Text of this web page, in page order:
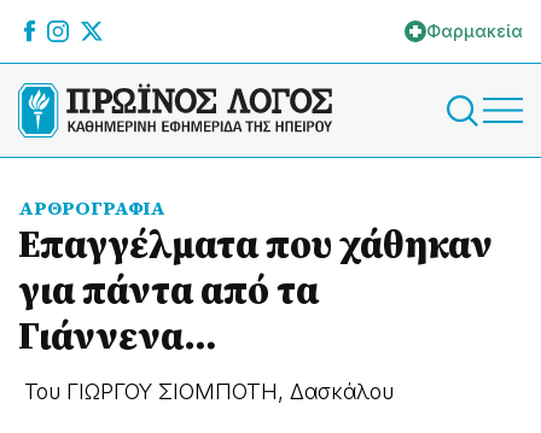
Φαρμακεία
ΑΡΘΡΟΓΡΑΦΙΑ
Επαγγέλματα που χάθηκαν
για πάντα από τα
Γιάννενα…
Του ΓΙΩΡΓΟΥ ΣΙΟΜΠΟΤΗ, Δασκάλου